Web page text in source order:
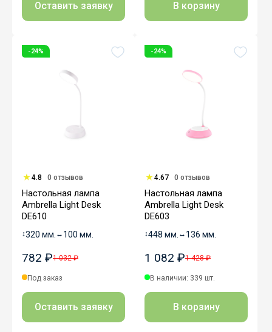
Оставить заявку В корзину
-24%
4.8 0 отзывов
Настольная лампа
Ambrella Light Desk
DE610
↕320 мм. ↔ 100 мм.
782 ₽1 032 ₽
Под заказ
Оставить заявку
-24%
4.67 0 отзывов
Настольная лампа
Ambrella Light Desk
DE603
↕448 мм. ↔ 136 мм.
1 082 ₽1 428 ₽
В наличии: 339 шт.
В корзину